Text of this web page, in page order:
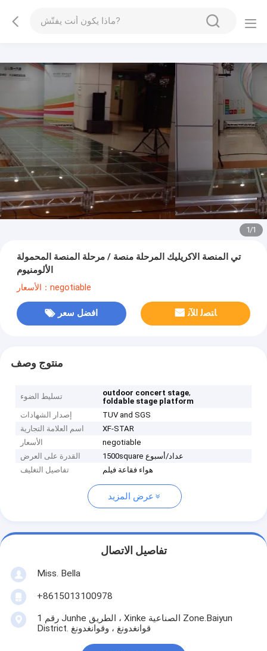
1/1
تي المنصة الاكريليك المرحلة منصة / مرحلة المنصة المحمولة
الألومنيوم
الأسعار：negotiable
افضل سعر ﺎﺘﺼﻟ ﺍﻶﻧ
منتوج وصف
تسليط الضوء outdoor concert stage,
foldable stage platform
إصدار الشهادات
TUV and SGS
اسم العلامة التجارية
XF-STAR
الأسعار
negotiable
القدرة على العرض
1500square عداد/أسبوع
تفاصيل التغليف
هواء فقاعة فيلم
عرض المزيد
تفاصيل الاتصال
Miss. Bella
+8615013100978
رقم 1 Junhe الطريق ، Xinke الصناعية Zone.Baiyun
District. قوانغدونغ ، وقوانغدونغ